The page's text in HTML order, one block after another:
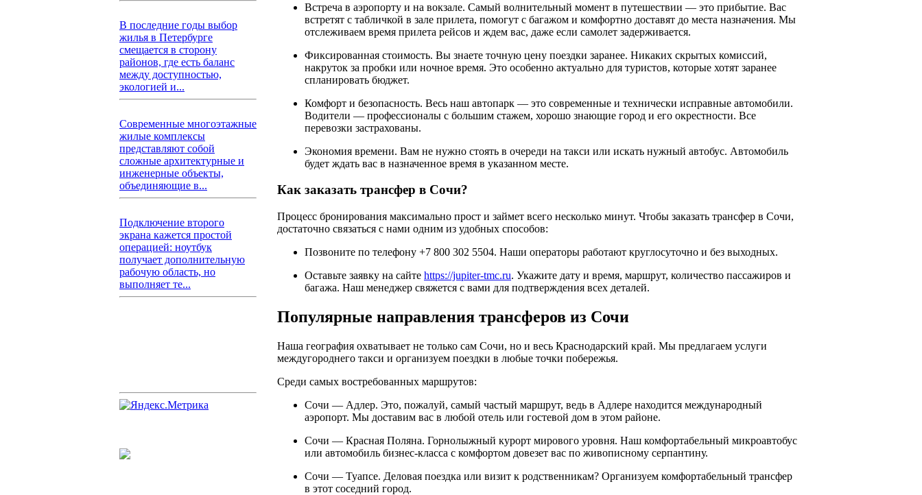
В последние годы выбор
жилья в Петербурге
смещается в сторону
районов, где есть баланс
между доступностью,
экологией и...
Современные многоэтажные
жилые комплексы
представляют собой
сложные архитектурные и
инженерные объекты,
объединяющие в...
Подключение второго
экрана кажется простой
операцией: ноутбук
получает дополнительную
рабочую область, но
выполняет те...
Встреча в аэропорту и на вокзале. Самый волнительный момент в путешествии — это прибытие. Вас
встретят с табличкой в зале прилета, помогут с багажом и комфортно доставят до места назначения. Мы
отслеживаем время прилета рейсов и ждем вас, даже если самолет задерживается.
Фиксированная стоимость. Вы знаете точную цену поездки заранее. Никаких скрытых комиссий,
накруток за пробки или ночное время. Это особенно актуально для туристов, которые хотят заранее
спланировать бюджет.
Комфорт и безопасность. Весь наш автопарк — это современные и технически исправные автомобили.
Водители — профессионалы с большим стажем, хорошо знающие город и его окрестности. Все
перевозки застрахованы.
Экономия времени. Вам не нужно стоять в очереди на такси или искать нужный автобус. Автомобиль
будет ждать вас в назначенное время в указанном месте.
Как заказать трансфер в Сочи?
Процесс бронирования максимально прост и займет всего несколько минут. Чтобы заказать трансфер в Сочи,
достаточно связаться с нами одним из удобных способов:
Позвоните по телефону +7 800 302 5504. Наши операторы работают круглосуточно и без выходных.
Оставьте заявку на сайте https://jupiter-tmc.ru. Укажите дату и время, маршрут, количество пассажиров и
багажа. Наш менеджер свяжется с вами для подтверждения всех деталей.
Популярные направления трансферов из Сочи
Наша география охватывает не только сам Сочи, но и весь Краснодарский край. Мы предлагаем услуги
междугороднего такси и организуем поездки в любые точки побережья.
Среди самых востребованных маршрутов:
Сочи — Адлер. Это, пожалуй, самый частый маршрут, ведь в Адлере находится международный
аэропорт. Мы доставим вас в любой отель или гостевой дом в этом районе.
Сочи — Красная Поляна. Горнолыжный курорт мирового уровня. Наш комфортабельный микроавтобус
или автомобиль бизнес-класса с комфортом довезет вас по живописному серпантину.
Сочи — Туапсе. Деловая поездка или визит к родственникам? Организуем комфортабельный трансфер
в этот соседний город.